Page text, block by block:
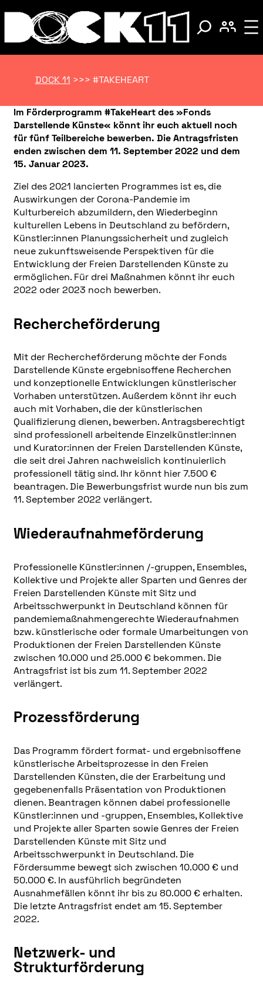
DOCK 11 >>> #TAKEHEART
Im Förderprogramm #TakeHeart des »Fonds
Darstellende Künste« könnt ihr euch aktuell noch
für fünf Teilbereiche bewerben. Die Antragsfristen
enden zwischen dem 11. September 2022 und dem
15. Januar 2023.
Ziel des 2021 lancierten Programmes ist es, die
Auswirkungen der Corona-Pandemie im
Kulturbereich abzumildern, den Wiederbeginn
kulturellen Lebens in Deutschland zu befördern,
Künstler:innen Planungssicherheit und zugleich
neue zukunftsweisende Perspektiven für die
Entwicklung der Freien Darstellenden Künste zu
ermöglichen. Für drei Maßnahmen könnt ihr euch
2022 oder 2023 noch bewerben.
Rechercheförderung
Mit der Rechercheförderung möchte der Fonds
Darstellende Künste ergebnisoffene Recherchen
und konzeptionelle Entwicklungen künstlerischer
Vorhaben unterstützen. Außerdem könnt ihr euch
auch mit Vorhaben, die der künstlerischen
Qualifizierung dienen, bewerben. Antragsberechtigt
sind professionell arbeitende Einzelkünstler:innen
und Kurator:innen der Freien Darstellenden Künste,
die seit drei Jahren nachweislich kontinuierlich
professionell tätig sind. Ihr könnt hier 7.500 €
beantragen. Die Bewerbungsfrist wurde nun bis zum
11. September 2022 verlängert.
Wiederaufnahmeförderung
Professionelle Künstler:innen /-gruppen, Ensembles,
Kollektive und Projekte aller Sparten und Genres der
Freien Darstellenden Künste mit Sitz und
Arbeitsschwerpunkt in Deutschland können für
pandemiemaßnahmengerechte Wiederaufnahmen
bzw. künstlerische oder formale Umarbeitungen von
Produktionen der Freien Darstellenden Künste
zwischen 10.000 und 25.000 € bekommen. Die
Antragsfrist ist bis zum 11. September 2022
verlängert.
Prozessförderung
Das Programm fördert format- und ergebnisoffene
künstlerische Arbeitsprozesse in den Freien
Darstellenden Künsten, die der Erarbeitung und
gegebenenfalls Präsentation von Produktionen
dienen. Beantragen können dabei professionelle
Künstler:innen und -gruppen, Ensembles, Kollektive
und Projekte aller Sparten sowie Genres der Freien
Darstellenden Künste mit Sitz und
Arbeitsschwerpunkt in Deutschland. Die
Fördersumme bewegt sich zwischen 10.000 € und
50.000 €. In ausführlich begründeten
Ausnahmefällen könnt ihr bis zu 80.000 € erhalten.
Die letzte Antragsfrist endet am 15. September
2022.
Netzwerk- und
Strukturförderung